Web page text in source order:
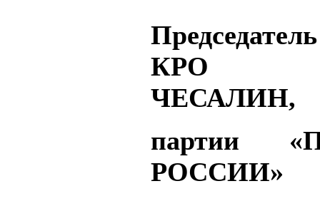
КРО
ЧЕСАЛИН,
партии
РОССИИ»